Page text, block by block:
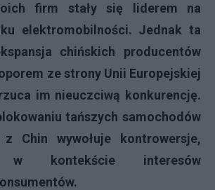
firm stały się liderem na
elektromobilności. Jednak ta
chińskich producentów
ze strony Unii Europejskiej
im nieuczciwą konkurencję.
tańszych samochodów
z Chin wywołuje kontrowersje,
w kontekście interesów